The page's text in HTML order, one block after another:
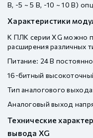
В, -5 ~ 5 В, -10 ~ 10 В)
Характеристики
К ПЛК серии XG можно
расширения различных
Питание: 24 В
16-битный
Тип аналогового
Аналоговый выход
Технические
вывода XG